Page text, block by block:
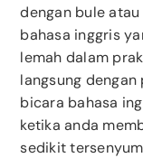
dengan bule
bahasa inggris
lemah dalam
langsung
bicara bahasa
ketika anda
sedikit